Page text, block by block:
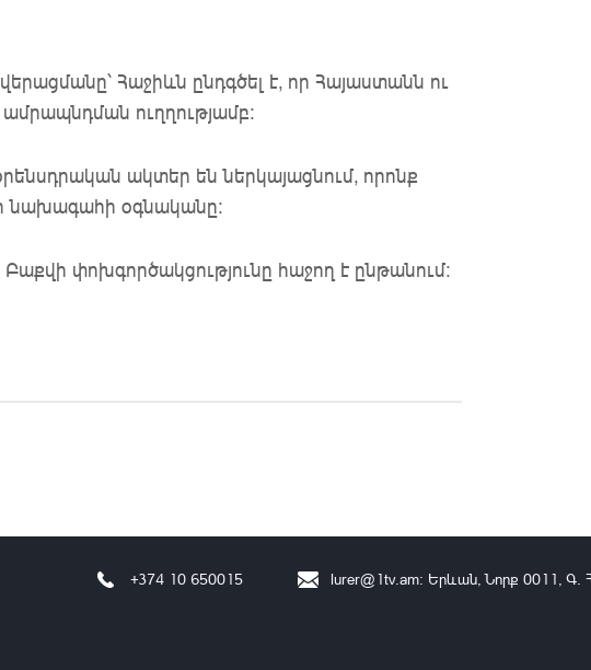
Հաջիևն ընդգծել է, որ Հայաստանն ու
ուղղությամբ:
ակտեր են ներկայացնում, որոնք
նախագահի օգնականը։
փոխգործակցությունը հաջող է ընթանում:
Որքա՞ն են
lurer@1tv.am։ Երևան, Նորք 0011, Գ․
+374 10 650015